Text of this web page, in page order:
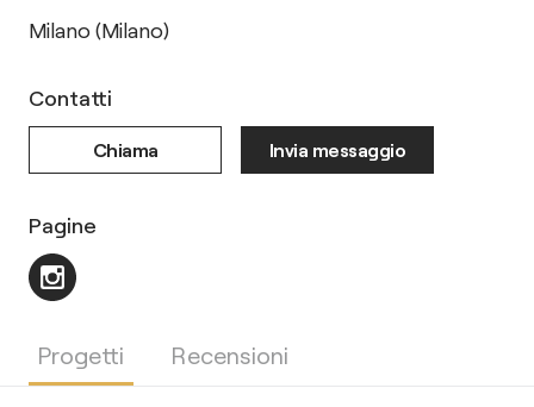
Milano (Milano)
Pagine
Contatti
Chiama Invia messaggio
Progetti Recensioni